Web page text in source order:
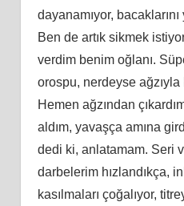
dayanamıyor, bacaklarını
Ben de artık sikmek
verdim benim oğlanı.
orospu, nerdeyse ağzıyla
Hemen ağzından
aldım, yavaşça amına
dedi ki, anlatamam. Seri
darbelerim hızlandıkça,
kasılmaları çoğalıyor,